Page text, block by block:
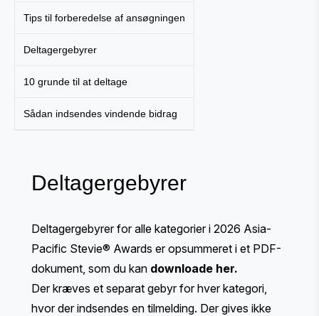
Tips til forberedelse af ansøgningen
Deltagergebyrer
10 grunde til at deltage
Sådan indsendes vindende bidrag
Deltagergebyrer
Deltagergebyrer for alle kategorier i 2026 Asia-
Pacific Stevie® Awards er opsummeret i et PDF-
dokument, som du kan downloade her.
Der kræves et separat gebyr for hver kategori,
hvor der indsendes en tilmelding. Der gives ikke